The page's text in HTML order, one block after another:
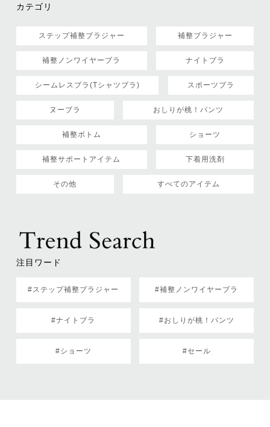
カテゴリ
ステップ補整ブラジャー 補整ブラジャー
補整ノンワイヤーブラ ナイトブラ
シームレスブラ(Tシャツブラ) スポーツブラ
ヌーブラ おしりが桃！パンツ
補整ボトム ショーツ
補整サポートアイテム 下着用洗剤
その他 すべてのアイテム
注目ワード
#ステップ補整ブラジャー #補整ノンワイヤーブラ
#ナイトブラ #おしりが桃！パンツ
#ショーツ #セール